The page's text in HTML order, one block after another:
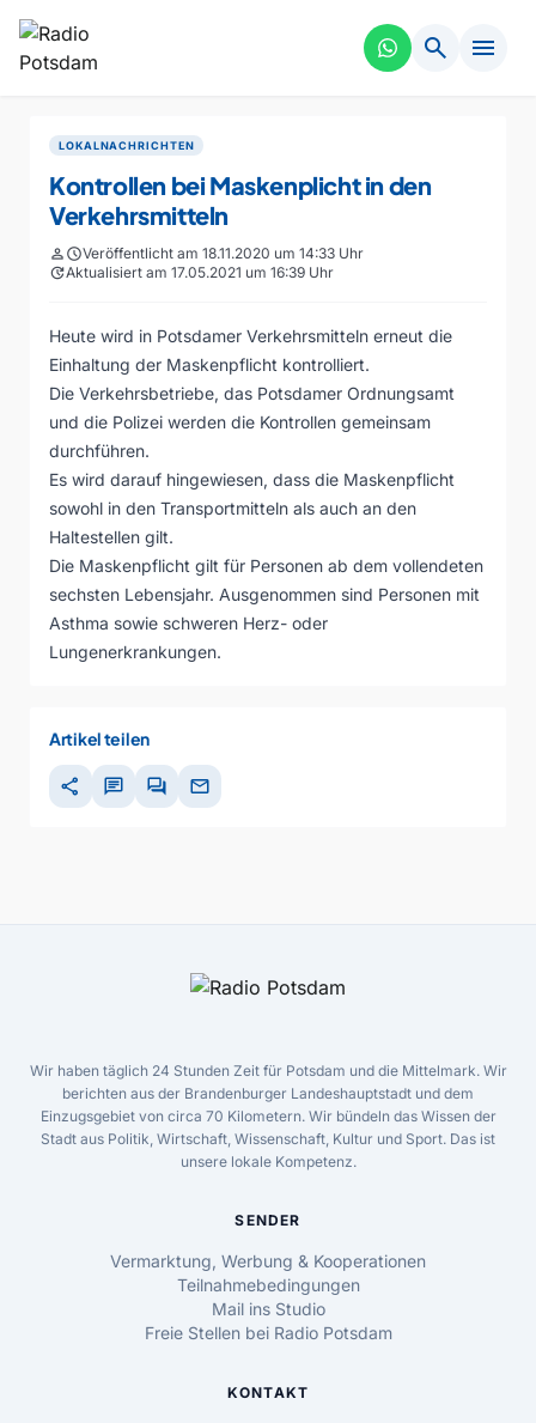
search menu
LOKALNACHRICHTEN
Kontrollen bei Maskenplicht in den
Verkehrsmitteln
personscheduleVeröffentlicht am 18.11.2020 um 14:33 Uhr
updateAktualisiert am 17.05.2021 um 16:39 Uhr
Heute wird in Potsdamer Verkehrsmitteln erneut die
Einhaltung der Maskenpflicht kontrolliert.
Die Verkehrsbetriebe, das Potsdamer Ordnungsamt
und die Polizei werden die Kontrollen gemeinsam
durchführen.
Es wird darauf hingewiesen, dass die Maskenpflicht
sowohl in den Transportmitteln als auch an den
Haltestellen gilt.
Die Maskenpflicht gilt für Personen ab dem vollendeten
sechsten Lebensjahr. Ausgenommen sind Personen mit
Asthma sowie schweren Herz- oder
Lungenerkrankungen.
Artikel teilen
share chat forum mail
Wir haben täglich 24 Stunden Zeit für Potsdam und die Mittelmark. Wir
berichten aus der Brandenburger Landeshauptstadt und dem
Einzugsgebiet von circa 70 Kilometern. Wir bündeln das Wissen der
Stadt aus Politik, Wirtschaft, Wissenschaft, Kultur und Sport. Das ist
unsere lokale Kompetenz.
SENDER
Vermarktung, Werbung & Kooperationen
Teilnahmebedingungen
Mail ins Studio
Freie Stellen bei Radio Potsdam
KONTAKT